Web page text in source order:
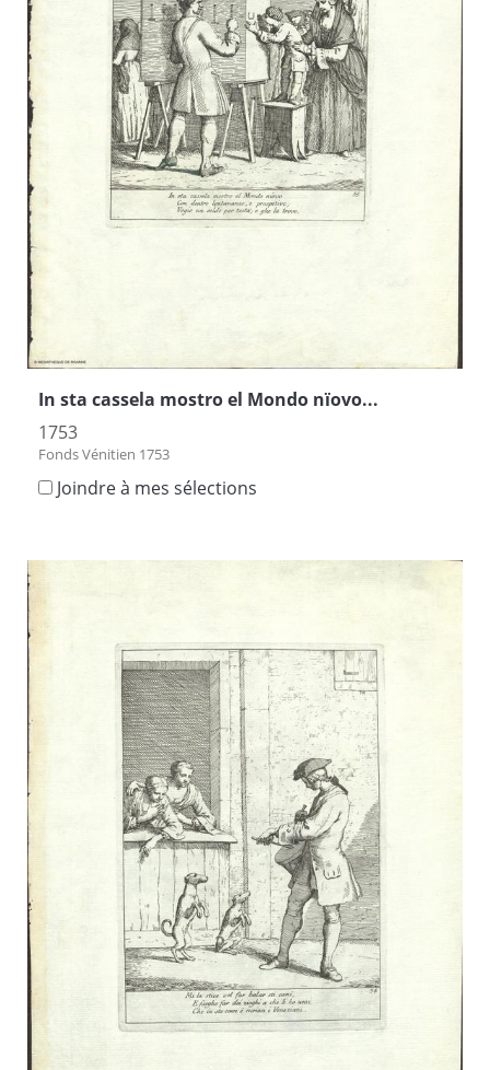
In sta cassela mostro el Mondo nïovo...
1753
Fonds Vénitien 1753
Joindre à mes sélections